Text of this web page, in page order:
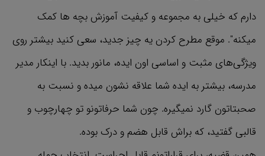
دارم که خیلی به مجموعه و کیفیت آموزش بچه ها کمک
میکنه". موقع مطرح کردن یه چیز جدید، سعی کنید بیشتر روی
ویژگی‌های مثبت و اساسی اون ایده، مانور بدید. با اینکار مدیر
مدرسه، بیشتر به ایده شما علاقه نشون میده و نسبت به
صحبتاتون گارد نمیگیره. چون شما حرفاتونو تو چهارچوب و
قالبی گفتید، که براش قابل هضم و درک بوده.